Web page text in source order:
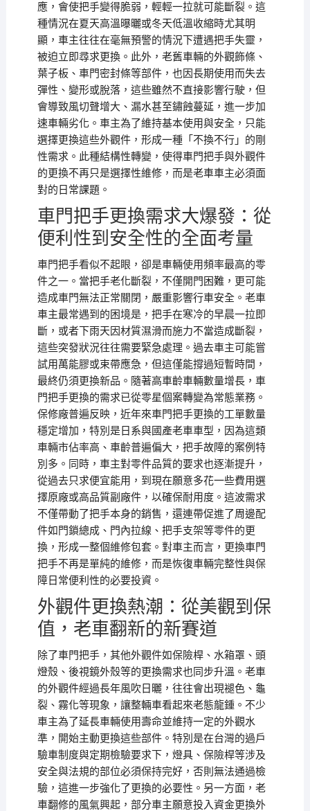
應，會使把手變得脆弱，輕輕一拉就可能斷裂。這
種情況在夏天高溫曝曬或冬天低溫收縮時尤其明
顯，車主往往在毫無預警的情況下遭遇把手失靈，
被迫立即尋求更換。此外，老舊車輛的外觀飾條、
葉子板、車門密封條等部件，也因長期使用而失去
彈性、變形或脫落，這些雖然不直接影響行駛，但
會導致風切聲增大、漏水甚至鏽蝕蔓延，進一步加
速車輛劣化。車主為了維持基本使用與安全，只能
選擇更換這些外觀件，形成一種「不換不行」的剛
性需求。此種結構性轉變，使得車門把手與外觀件
的更換不再只是選擇性維修，而是老車車主必須面
對的日常課題。
車門把手更換需求大爆發：從
便利性到安全性的全面考量
車門把手看似不起眼，卻是車輛使用頻率最高的零
件之一。當把手老化斷裂，不僅開門困難，更可能
造成車門無法正常關閉，嚴重影響行車安全。老車
車主最常遇到的困境是，把手在寒冷的早晨一拉即
斷，或者下雨天因材質濕滑而施力不當造成斷裂，
這些突發狀況往往需要緊急處理。過去車主可能嘗
試用萬能膠或束帶應急，但這僅能撐過短暫時間，
最終仍須更換新品。隨著高車齡車輛數量增長，車
門把手更換的需求已從零星個案轉變為常態業務。
保修廠普遍反映，近年來車門把手更換的工單數量
穩定增加，特別是日系與國產老車車型，因為這類
車輛市佔率高、車齡普遍偏大，把手故障的案例特
別多。同時，車主對零件品質的要求也逐漸提升，
從過去只求便宜能用，到現在願意多花一些費用選
擇原廠或高品質副廠件，以確保耐用度。這波需求
不僅帶動了把手本身的銷售，還連帶促進了周邊配
件如門鎖總成、門內拉線、把手支架等零件的更
換，形成一整個維修包套。對車主而言，更換車門
把手不再是單純的維修，而是恢復車輛完整性與保
障日常便利性的必要投資。
外觀件更換熱潮：從美觀到保
值，老車翻新的新賽道
除了車門把手，其他外觀件如保險桿、水箱罩、頭
燈殼、後視鏡外殼等的更換需求也同步升溫。老車
的外觀件經過長年風吹日曬，往往會出現褪色、龜
裂、霧化等現象，讓整輛車看起來老態龍鍾。不少
車主為了延長車輛使用壽命並維持一定的外觀水
準，開始主動更換這些部件。特別是在台灣的過戶
驗車制度與定期檢驗要求下，燈具、保險桿等涉及
安全與法規的部位必須保持完好，否則無法通過檢
驗，這進一步強化了更換的必要性。另一方面，老
車翻修的風氣興起，部分車主願意投入資金更換外